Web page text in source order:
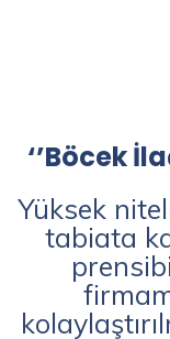
‘’Böcek
Yüksek
tabiata